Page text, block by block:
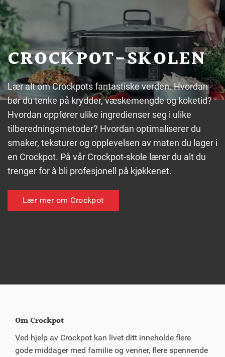
CROCKPOT-SKOLEN
Lær alt om Crockpots fantastiske verden. Hvordan
bør du tenke på krydder, væskemengde og koketid?
Hvordan oppfører ulike ingredienser seg i ulike
tilberedningsmetoder? Hvordan optimaliserer du
smaker, teksturer og opplevelsen av maten du lager i
en Crockpot. På vår Crockpot-skole lærer du alt du
trenger for å bli profesjonell på kjøkkenet.
Lær mer om Crockpot
Om Crockpot
Ved hjelp av Crockpot kan livet ditt inneholde flere
gode middager med familie og venner, flere spennende